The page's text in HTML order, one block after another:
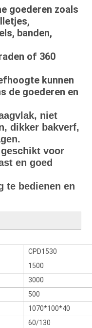
goederen zoals
banden,
of 360
kunnen
de goederen en
niet
dikker bakverf,
voor
en goed
te bedienen en
CPD1530
1500
3000
500
1070*100*40
60/130